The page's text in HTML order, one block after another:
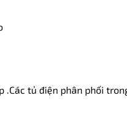
tủ điện phân phối